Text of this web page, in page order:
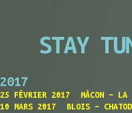
STAY
2017
25 FÉVRIER 2017 MÂCON – LA
10 MARS 2017 BLOIS –